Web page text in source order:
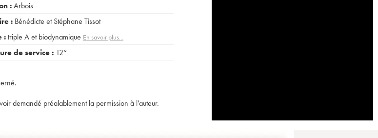
:Arbois
: Bénédicte et Stéphane Tissot
:triple A et biodynamique En savoir plus...
de service : 12°
demandé préalablement la permission à l'auteur.